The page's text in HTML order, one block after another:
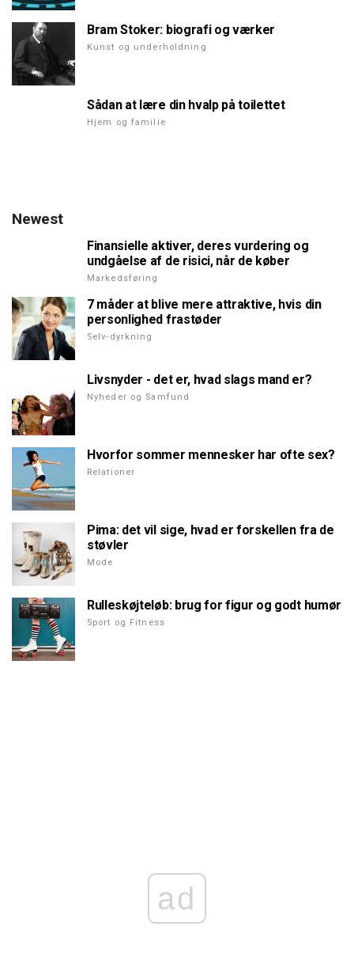
Bram Stoker: biografi og værker
Kunst og underholdning
Sådan at lære din hvalp på toilettet
Hjem og familie
Newest
Finansielle aktiver, deres vurdering og
undgåelse af de risici, når de køber
Markedsføring
7 måder at blive mere attraktive, hvis din
personlighed frastøder
Selv-dyrkning
Livsnyder - det er, hvad slags mand er?
Nyheder og Samfund
Hvorfor sommer mennesker har ofte sex?
Relationer
Pima: det vil sige, hvad er forskellen fra de
støvler
Mode
Rulleskøjteløb: brug for figur og godt humør
Sport og Fitness
ad